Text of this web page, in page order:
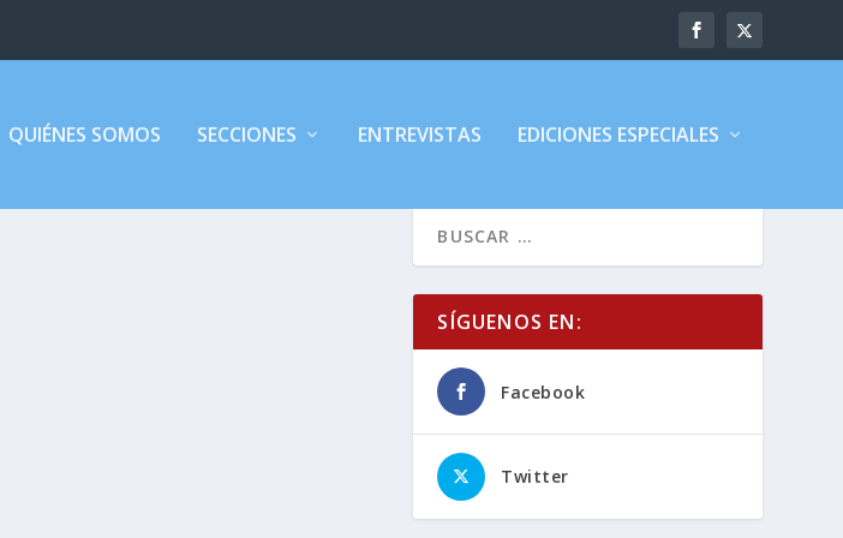
QUIÉNES SOMOS SECCIONES ENTREVISTAS EDICIONES ESPECIALES
SÍGUENOS EN:
Facebook
Twitter